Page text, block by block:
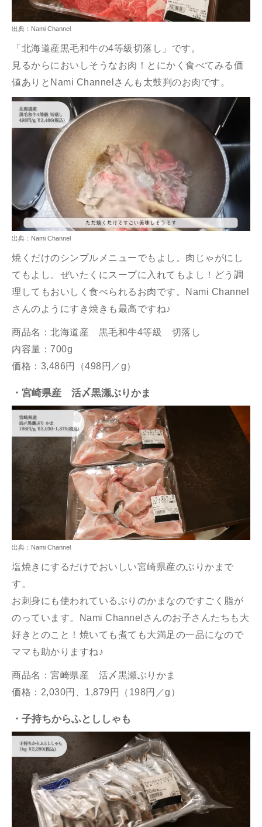
出典：Nami Channel
「北海道産黒毛和牛の4等級切落し」です。
見るからにおいしそうなお肉！とにかく食べてみる価
値ありと Nami Channel さんも太鼓判のお肉です。
出典：Nami Channel
焼くだけのシンプルメニューでもよし。肉じゃがにし
てもよし。ぜいたくにスープに入れてもよし！どう調
理してもおいしく食べられるお肉です。
Nami Channel
さんのようにすき焼きも最高ですね♪
商品名： 北海道産 黒毛和牛4等級 切落し
内容量：700g
価格：3,486円（498円／g）
・宮崎県産 活〆黒瀬ぶりかま
出典：Nami Channel
塩焼きにするだけでおいしい宮崎県産のぶりかまで
す。
お刺身にも使われているぶりのかまなのですごく脂が
のっています。Nami Channelさんのお子さんたちも大
好きとのこと！焼いても煮ても大満足の一品になので
ママも助かりますね♪
商品名：宮崎県産 活〆黒瀬ぶりかま
価格：2,030円、1,879円（198円／g）
・子持ちからふとししゃも